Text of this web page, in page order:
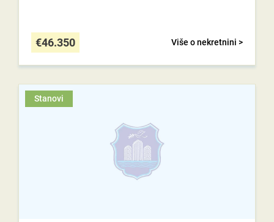
Više o nekretnini >
€46.350
Stanovi